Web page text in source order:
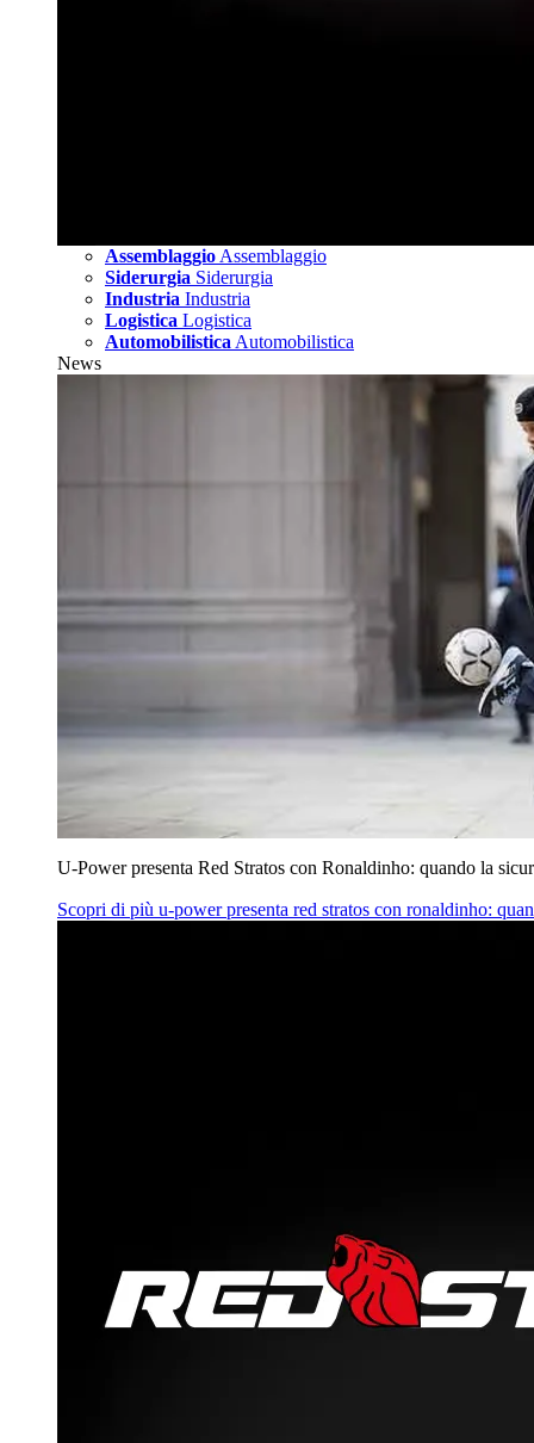
Assemblaggio Assemblaggio
Siderurgia Siderurgia
Industria Industria
Logistica Logistica
Automobilistica Automobilistica
News
U‑Power presenta Red Stratos con Ronaldinho: quando la
Scopri di più u‑power presenta red stratos con ronaldinho: